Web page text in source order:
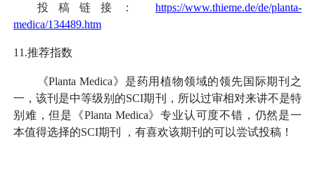
投稿链接：
https://www.thieme.de/de/planta-
medica/134489.htm
11.推荐指数
《Planta Medica》是药用植物领域的领先国际期刊之
一，该刊是中等级别的SCI期刊，所以过审相对来讲不是特
别难，但是《Planta Medica》专业认可度不错，仍然是一
本值得选择的SCI期刊 ，有喜欢该期刊的可以尝试投稿！